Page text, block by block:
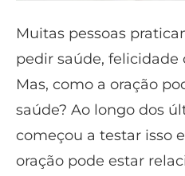
Muitas pessoas
pedir saúde, felicidade
Mas, como a oração
saúde? Ao longo dos
começou a testar isso
oração pode estar